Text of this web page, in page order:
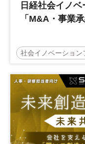
日経社会イノ
「M&A・事業
社会イノベーション
事業承継 中堅中
日経社会イノベー